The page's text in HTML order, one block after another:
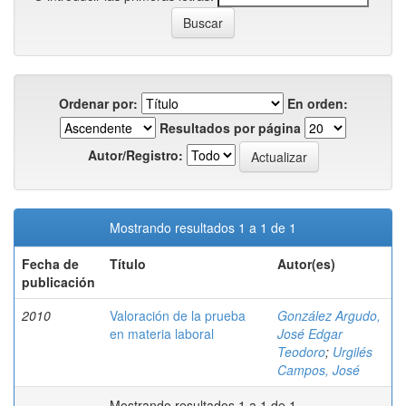
Ordenar por:
En orden:
Resultados por página
Autor/Registro:
Mostrando resultados 1 a 1 de 1
Fecha de
publicación
Título Autor(es)
2010
Valoración de la prueba
en materia laboral
González Argudo,
José Edgar
Teodoro; Urgilés
Campos, José